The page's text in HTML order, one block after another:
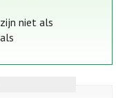
niet als